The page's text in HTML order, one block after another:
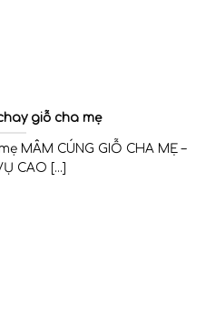
giỗ cha mẹ
MÂM CÚNG GIỖ CHA MẸ –
CAO [...]